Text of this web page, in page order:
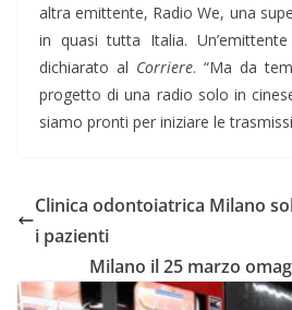
altra emittente, Radio We, una
in quasi tutta Italia.
dichiarato al Corriere. “Ma da
progetto di una radio solo in
siamo pronti per iniziare le
Clinica odontoiatrica Milano
i pazienti
Milano il 25 marzo